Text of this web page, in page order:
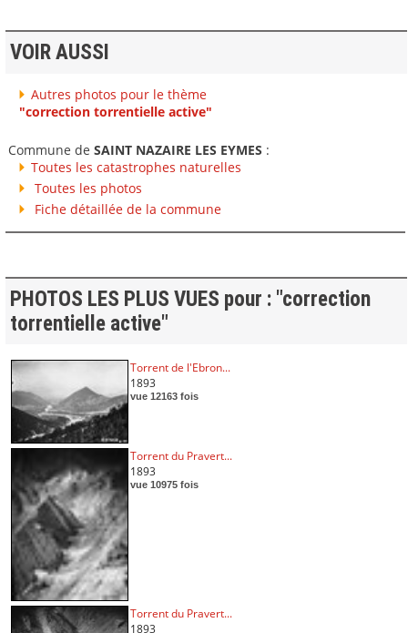
VOIR AUSSI
Autres photos pour le thème
"correction torrentielle active"
Commune de SAINT NAZAIRE LES EYMES :
Toutes les catastrophes naturelles
Toutes les photos
Fiche détaillée de la commune
PHOTOS LES PLUS VUES pour : "correction
torrentielle active"
Torrent de l'Ebron...
1893
vue 12163 fois
Torrent du Pravert...
1893
vue 10975 fois
Torrent du Pravert...
1893